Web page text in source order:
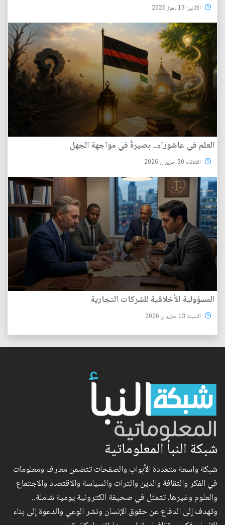
الأثنين 13 تموز 2026
العلم في عاشوراء.. بصيرةٌ في مواجهة الجهل
الثلاثاء 30 حزيران 2026
المسؤولية الأخلاقية للشركات التجارية
السبت 13 حزيران 2026
شبكة النبأ المعلوماتية
شبكة واسعة متعددة الأبواب والصفحات تتضمن معارف ومعلومات
في الفكر والثقافة والدين والتراث والسياسة والاقتصاد والاجتماع
والعلوم وغيرها، تتمثل في صحيفة الكترونية يومية شاملة..
وتهدف إلى الدفاع عن حقوق الإنسان ونشر الوعي والدعوة إلى بناء